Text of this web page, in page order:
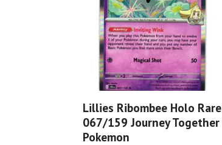
Lillies Ribombee Holo Rare
067/159 Journey Together
Pokemon